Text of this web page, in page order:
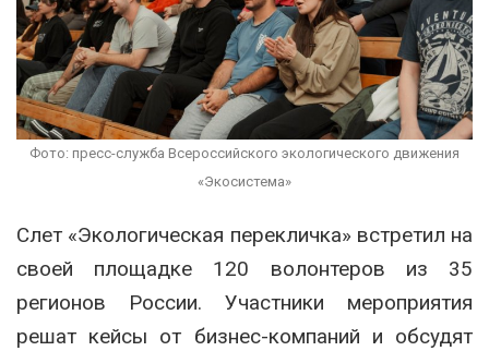
Фото: пресс-служба Всероссийского экологического движения
«Экосистема»
Слет «Экологическая перекличка» встретил на
своей площадке 120 волонтеров из 35
регионов России. Участники мероприятия
решат кейсы от бизнес-компаний и обсудят